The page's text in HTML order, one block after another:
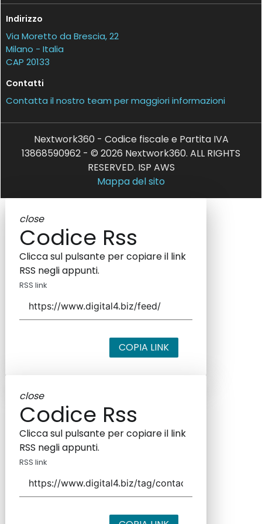
Indirizzo
Via Moretto da Brescia, 22
Milano - Italia
CAP 20133
Contatti
Contatta il nostro team per maggiori informazioni
Nextwork360 - Codice fiscale e Partita IVA
13868590962 - © 2026 Nextwork360. ALL RIGHTS
RESERVED. ISP AWS
Mappa del sito
close
Codice Rss
Clicca sul pulsante per copiare il link
RSS negli appunti.
RSS link
COPIA LINK
close
Codice Rss
Clicca sul pulsante per copiare il link
RSS negli appunti.
RSS link